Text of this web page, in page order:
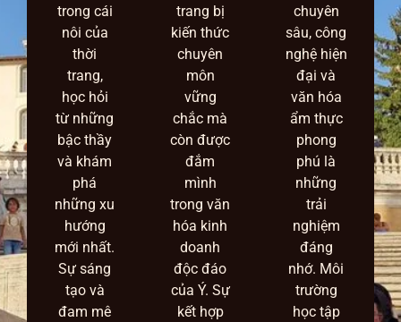
trong cái
nôi của
thời
trang,
học hỏi
từ những
bậc thầy
và khám
phá
những xu
hướng
mới nhất.
Sự sáng
tạo và
đam mê
trang bị
kiến thức
chuyên
môn
vững
chắc mà
còn được
đắm
mình
trong văn
hóa kinh
doanh
độc đáo
của Ý. Sự
kết hợp
chuyên
sâu, công
nghệ hiện
đại và
văn hóa
ẩm thực
phong
phú là
những
trải
nghiệm
đáng
nhớ. Môi
trường
học tập